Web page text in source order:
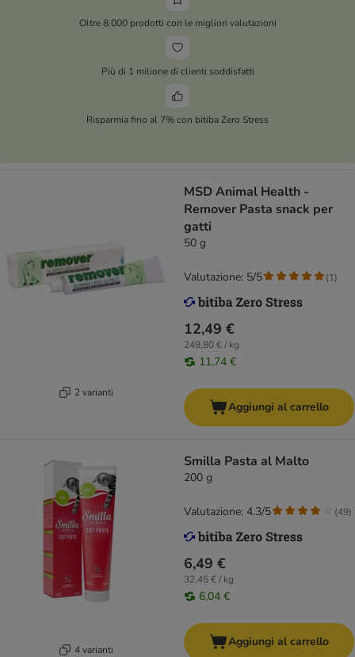
Oltre 8.000 prodotti con le migliori valutazioni
Più di 1 milione di clienti soddisfatti
Risparmia fino al 7% con bitiba Zero Stress
2 varianti
MSD Animal Health -
Remover Pasta snack per
gatti
50 g
12,49 €
249,80 € / kg
11,74 €
Valutazione: 5/5 (1)
Aggiungi al carrello
4 varianti
Smilla Pasta al Malto
200 g
6,49 €
32,45 € / kg
6,04 €
Valutazione: 4.3/5 (49)
Aggiungi al carrello